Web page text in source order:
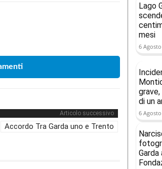
Articolo successivo
Accordo Tra Garda uno e Trento
Lago
mesi
6
di un
6
Garda